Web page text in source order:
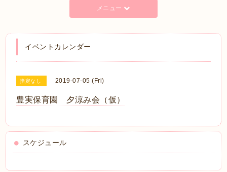
メニュー
イベントカレンダー
指定なし 2019-07-05 (Fri)
豊実保育園 夕涼み会（仮）
スケジュール